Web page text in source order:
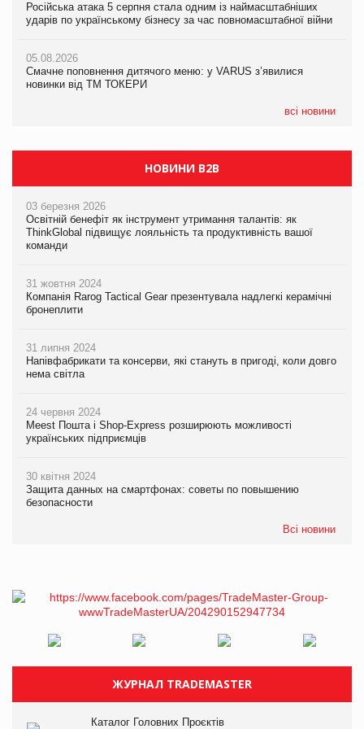
Російська атака 5 серпня стала одним із наймасштабніших
ударів по українському бізнесу за час повномасштабної війни
05.08.2026
Смачне поповнення дитячого меню: у VARUS з’явилися
новинки від ТМ ТОКЕРИ
всі новини
Сергій Лісунов про заморожені хлібобулочні вироби на
PrivateLabel&FMCG Master 2026
04.08.2026
Через атаку РФ у Дніпрі пошкоджено склад шоколаду
Millennium
НОВИНИ B2B
03 березня 2026
Освітній бенефіт як інструмент утримання талантів: як
ThinkGlobal підвищує лояльність та продуктивність вашої
команди
31 жовтня 2024
Компанія Rarog Tactical Gear презентувала надлегкі керамічні
бронеплити
31 липня 2024
Напівфабрикати та консерви, які стануть в пригоді, коли довго
нема світла
24 червня 2024
Meest Пошта і Shop-Express розширюють можливості
українських підприємців
30 квітня 2024
Защита данных на смартфонах: советы по повышению
безопасности
Всі новини
ЖУРНАЛ TRADEMASTER
Каталог Головних Проєктів